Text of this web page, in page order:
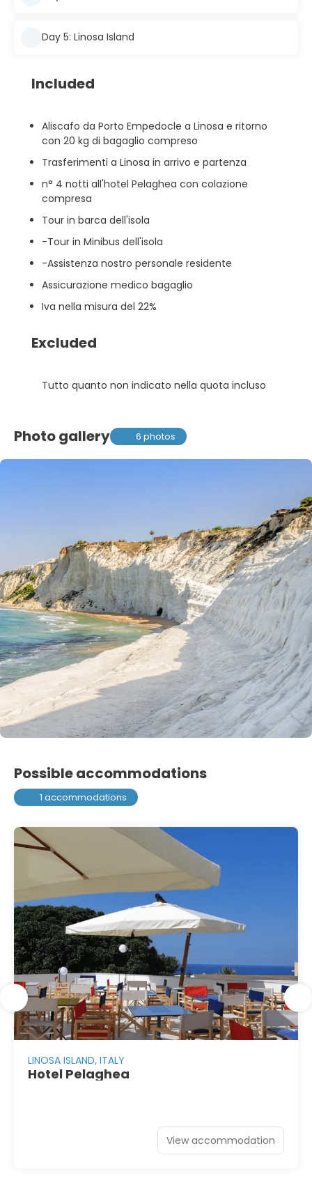
Day 5: Linosa Island
Included
Aliscafo da Porto Empedocle a Linosa e ritorno
con 20 kg di bagaglio compreso
Trasferimenti a Linosa in arrivo e partenza
n° 4 notti all'hotel Pelaghea con colazione
compresa
Tour in barca dell'isola
-Tour in Minibus dell'isola
-Assistenza nostro personale residente
Assicurazione medico bagaglio
Iva nella misura del 22%
Excluded
Tutto quanto non indicato nella quota incluso
Photo gallery 6 photos
Possible accommodations
1 accommodations
LINOSA ISLAND, ITALY
Hotel Pelaghea
View accommodation